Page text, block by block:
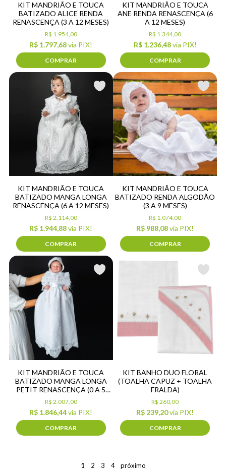
KIT MANDRIÃO E TOUCA
BATIZADO ALICE RENDA
RENASCENÇA (3 A 12 MESES)
R$ 1.797,68via PIX!
R$ 1.954,00
COMPRAR
KIT MANDRIÃO E TOUCA
ANE RENDA RENASCENÇA (6
A 12 MESES)
R$ 1.236,48via PIX!
R$ 1.344,00
COMPRAR
KIT MANDRIÃO E TOUCA
BATIZADO MANGA LONGA
RENASCENÇA (6 A 12 MESES)
R$ 1.944,88via PIX!
R$ 2.114,00
COMPRAR
KIT MANDRIÃO E TOUCA
BATIZADO RENDA ALGODÃO
(3 A 9 MESES)
R$ 988,08via PIX!
R$ 1.074,00
COMPRAR
KIT MANDRIÃO E TOUCA
BATIZADO MANGA LONGA
PETIT RENASCENÇA (0 A 5
MESES)
R$ 1.846,44via PIX!
R$ 2.007,00
COMPRAR
KIT BANHO DUO FLORAL
(TOALHA CAPUZ + TOALHA
FRALDA)
R$ 239,20via PIX!
R$ 260,00
COMPRAR
1 2 3 4 próximo